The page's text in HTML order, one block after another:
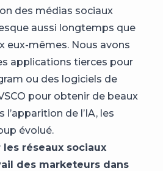
des médias sociaux
aussi longtemps que
eux-mêmes. Nous avons
applications tierces pour
ou des logiciels de
pour obtenir de beaux
l’apparition de l’IA, les
évolué.
réseaux sociaux
des marketeurs dans